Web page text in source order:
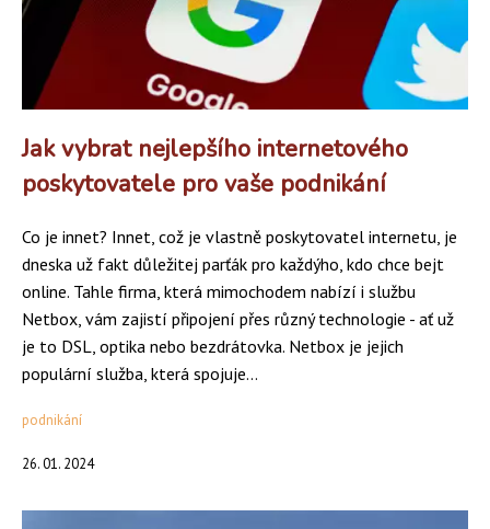
Jak vybrat nejlepšího internetového
poskytovatele pro vaše podnikání
Co je innet? Innet, což je vlastně poskytovatel internetu, je
dneska už fakt důležitej parťák pro každýho, kdo chce bejt
online. Tahle firma, která mimochodem nabízí i službu
Netbox, vám zajistí připojení přes různý technologie - ať už
je to DSL, optika nebo bezdrátovka. Netbox je jejich
populární služba, která spojuje...
podnikání
26. 01. 2024